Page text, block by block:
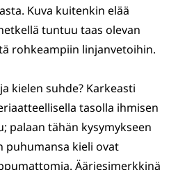
Kuva kuitenkin elää
tuntuu taas olevan
rohkeampiin linjanvetoihin.
kielen suhde? Karkeasti
tasolla ihmisen
palaan tähän kysymykseen
puhumansa kieli ovat
Ääriesimerkkinä